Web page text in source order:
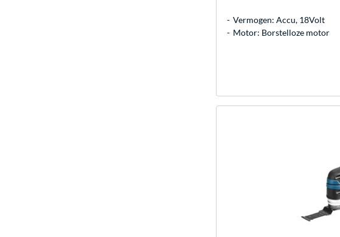
Vermogen: Accu, 18Volt
Motor: Borstelloze motor